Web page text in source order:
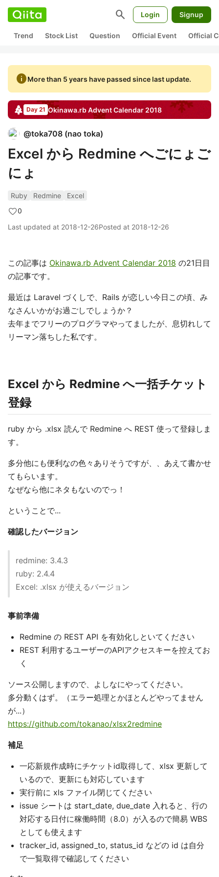
search Login Signup
Trend Stock List Question Official Event Official
infoMore than 5 years have passed since last update.
Day 21 Okinawa.rbAdvent Calendar 2018
@toka708 (nao toka)
Excel から Redmine へごにょご
にょ
Ruby Redmine
Excel
0
Last updated at 2018-12-26Posted at 2018-12-26
この記事は Okinawa.rb Advent Calendar 2018 の21日目
の記事です。
最近は Laravel づくしで、Rails が恋しい今日この頃、み
なさんいかがお過ごしでしょうか？
去年までフリーのプログラマやってましたが、息切れして
リーマン落ちした私です。
Excel から Redmine へ一括チケット
登録
ruby から .xlsx 読んで Redmine へ REST 使って登録しま
す。
多分他にも便利なの色々ありそうですが、、あえて書かせ
てもらいます。
なぜなら他にネタもないのでっ！
ということで...
確認したバージョン
redmine: 3.4.3
ruby: 2.4.4
Excel: .xlsx が使えるバージョン
事前準備
Redmine の REST API を有効化しといてください
REST 利用するユーザーのAPIアクセスキーを控えてお
く
ソース公開しますので、よしなにやってください。
多分動くはず。（エラー処理とかほとんどやってません
が...）
https://github.com/tokanao/xlsx2redmine
補足
一応新規作成時にチケットid取得して、xlsx 更新して
いるので、更新にも対応しています
実行前に xls ファイル閉じてください
issue シートは start_date, due_date 入れると、行の
対応する日付に稼働時間（8.0）が入るので簡易 WBS
としても使えます
tracker_id, assigned_to, status_id などの id は自分
で一覧取得で確認してください